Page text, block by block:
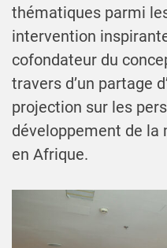
thématiques parmi
intervention
cofondateur du
travers d’un partage
projection sur les
développement de la
en Afrique.